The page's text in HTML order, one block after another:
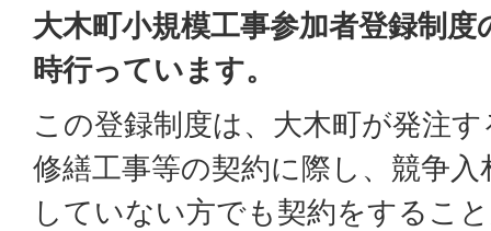
大木町小規模工事参加者登録制
時行っています。
この登録制度は、大木町が発注
修繕工事等の契約に際し、競争
していない方でも契約をするこ